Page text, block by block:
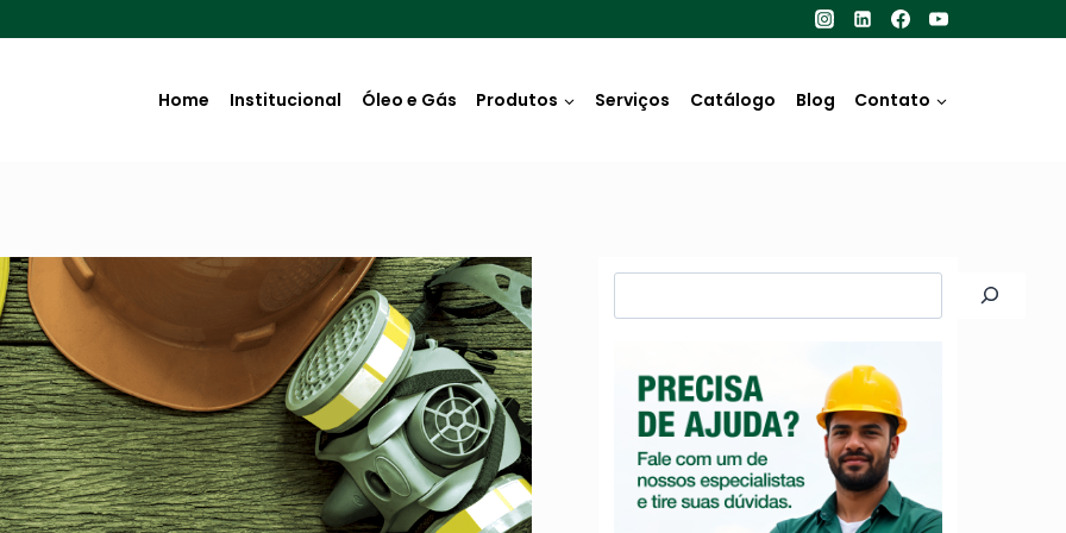
Home Institucional Óleo e Gás Produtos Serviços Catálogo Blog Contato